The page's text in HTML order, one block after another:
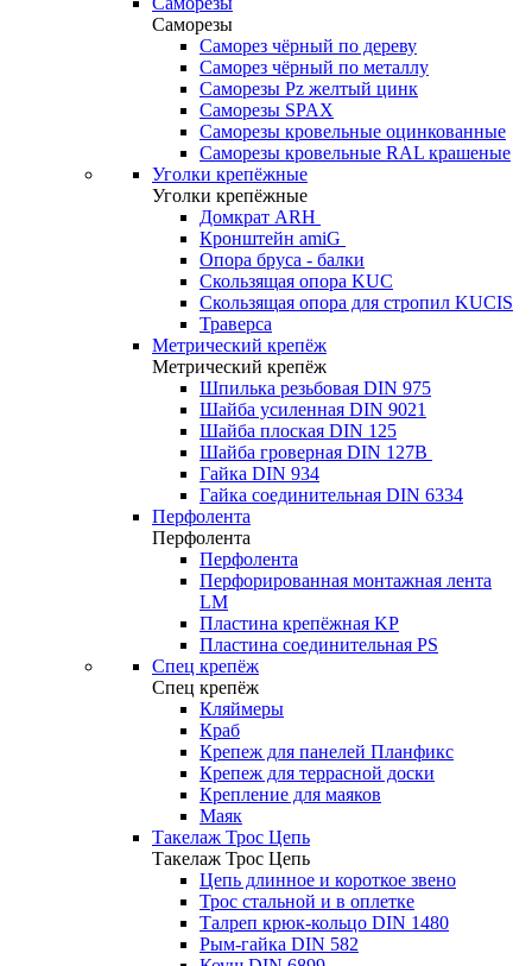
Саморезы
Саморез чёрный по дереву
Саморез чёрный по металлу
Саморезы Pz желтый цинк
Саморезы SPAX
Саморезы кровельные оцинкованные
Саморезы кровельные RAL крашеные
Уголки крепёжные
Уголки крепёжные
Домкрат ARH
Кронштейн amiG
Опора бруса - балки
Скользящая опора KUC
Скользящая опора для стропил KUCIS
Траверса
Метрический крепёж
Метрический крепёж
Шпилька резьбовая DIN 975
Шайба усиленная DIN 9021
Шайба плоская DIN 125
Шайба гроверная DIN 127B
Гайка DIN 934
Гайка соединительная DIN 6334
Перфолента
Перфолента
Перфолента
Перфорированная монтажная лента
LM
Пластина крепёжная KP
Пластина соединительная PS
Спец крепёж
Спец крепёж
Кляймеры
Краб
Крепеж для панелей Планфикс
Крепеж для террасной доски
Крепление для маяков
Маяк
Такелаж Трос Цепь
Такелаж Трос Цепь
Цепь длинное и короткое звено
Трос стальной и в оплетке
Талреп крюк-кольцо DIN 1480
Рым-гайка DIN 582